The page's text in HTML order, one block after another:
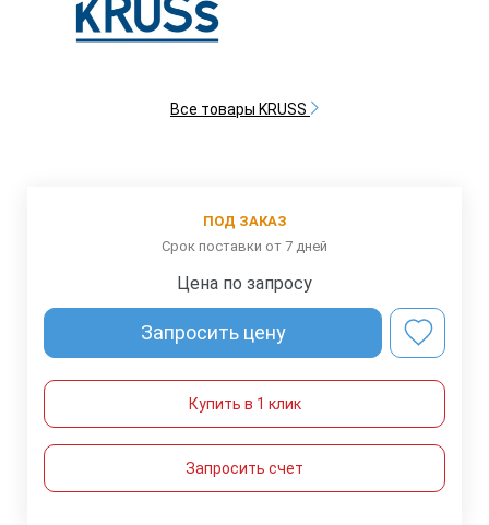
Все товары KRUSS
ПОД ЗАКАЗ
Срок поставки от 7 дней
Цена по запросу
Запросить цену
Купить в 1 клик
Запросить счет